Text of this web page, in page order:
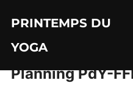
contenu
PRINTEMPS DU
YOGA
Planning PdY-